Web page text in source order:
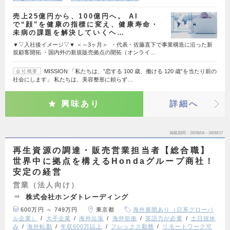
売上25億円から、100億円へ。 AI
で“顔”を健康の指標に変え、健康寿命・
未病の課題を解決していくヘ…
▼▽入社後イメージ▽▼ ＜～3ヶ月＞ ・代表・佐藤直下で事業構造に沿った新
規顧客開拓 ・国内外の新規販売拠点の開拓（オンライ…
会社概要
MISSION 「私たちは、”恋する 100 歳、働ける 120 歳”を当たり前の
社会にします」 私たちは、美容整形に頼らず…
興味あり 詳細へ
掲載期間 26/08/04～26/08/17
再生資源の調達・販売営業担当者【総合職】
世界中に拠点を構えるHondaグループ商社！
安定の経営
営業（法人向け）
株式会社ホンダトレーディング
600万円 ～ 749万円 東京都
海外展開あり（日系グローバ
ル企業）
大手企業 海外出張 海外折衝 英語力が必要
土日祝休
み
海外転勤 年収600万以上 フレックス勤務
リモートワーク可